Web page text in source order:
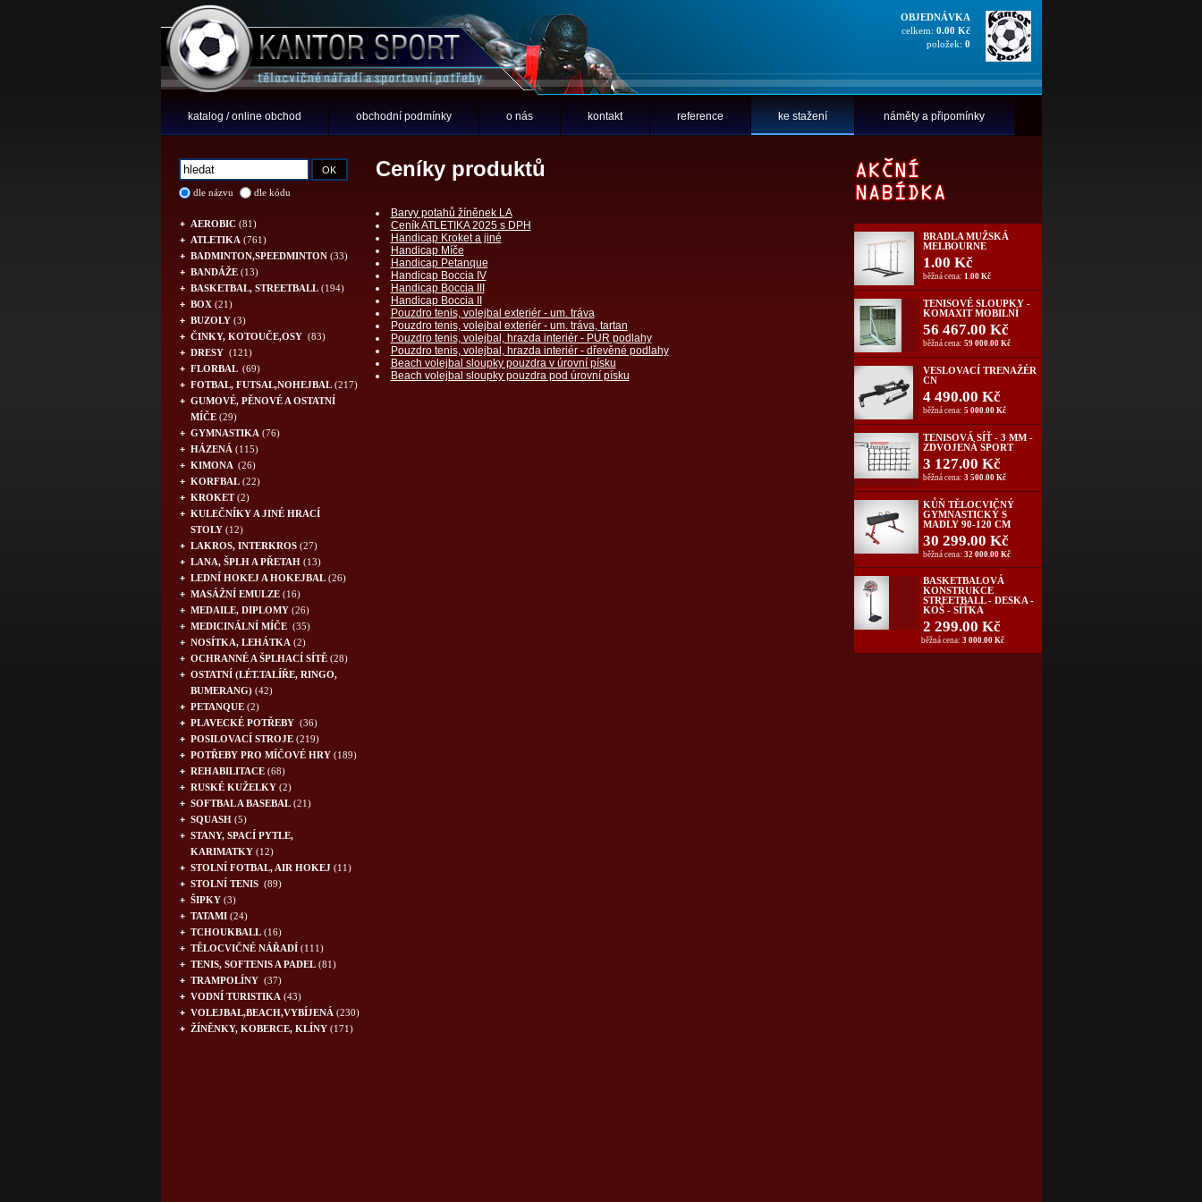
OBJEDNÁVKA
celkem: 0.00 Kč
položek: 0
katalog / online obchod obchodní podmínky o nás kontakt reference ke stažení náměty a připomínky
dle názvu dle kódu
AEROBIC (81)
ATLETIKA (761)
BADMINTON,SPEEDMINTON (33)
BANDÁŽE (13)
BASKETBAL, STREETBALL (194)
BOX (21)
BUZOLY (3)
ČINKY, KOTOUČE,OSY (83)
DRESY (121)
FLORBAL (69)
FOTBAL, FUTSAL,NOHEJBAL (217)
GUMOVÉ, PĚNOVÉ A OSTATNÍ
MÍČE (29)
GYMNASTIKA (76)
HÁZENÁ (115)
KIMONA (26)
KORFBAL (22)
KROKET(2)
KULEČNÍKY A JINÉ HRACÍ
STOLY (12)
LAKROS, INTERKROS (27)
LANA, ŠPLH A PŘETAH (13)
LEDNÍ HOKEJ A HOKEJBAL (26)
MASÁŽNÍ EMULZE (16)
MEDAILE, DIPLOMY (26)
MEDICINÁLNÍ MÍČE (35)
NOSÍTKA, LEHÁTKA (2)
OCHRANNÉ A ŠPLHACÍ SÍTĚ (28)
OSTATNÍ (LÉT.TALÍŘE, RINGO,
BUMERANG) (42)
PETANQUE (2)
PLAVECKÉ POTŘEBY (36)
POSILOVACÍ STROJE (219)
POTŘEBY PRO MÍČOVÉ HRY (189)
REHABILITACE (68)
RUSKÉ KUŽELKY (2)
SOFTBAL A BASEBAL (21)
SQUASH (5)
STANY, SPACÍ PYTLE,
KARIMATKY (12)
STOLNÍ FOTBAL, AIR HOKEJ (11)
STOLNÍ TENIS (89)
ŠIPKY (3)
TATAMI (24)
TCHOUKBALL (16)
TĚLOCVIČNÉ NÁŘADÍ (111)
TENIS, SOFTENIS A PADEL (81)
TRAMPOLÍNY (37)
VODNÍ TURISTIKA (43)
VOLEJBAL,BEACH,VYBÍJENÁ (230)
ŽÍNĚNKY, KOBERCE, KLÍNY (171)
Ceníky produktů
Barvy potahů žíněnek LA
Ceník ATLETIKA 2025 s DPH
Handicap Kroket a jiné
Handicap Míče
Handicap Petanque
Handicap Boccia IV
Handicap Boccia III
Handicap Boccia II
Pouzdro tenis, volejbal exteriér - um. tráva
Pouzdro tenis, volejbal exteriér - um. tráva, tartan
Pouzdro tenis, volejbal, hrazda interiér - PUR podlahy
Pouzdro tenis, volejbal, hrazda interiér - dřevěné podlahy
Beach volejbal sloupky pouzdra v úrovní písku
Beach volejbal sloupky pouzdra pod úrovní písku
BRADLA MUŽSKÁ
MELBOURNE
1.00 Kč
běžná cena: 1.00 Kč
TENISOVÉ SLOUPKY -
KOMAXIT MOBILNÍ
56 467.00 Kč
běžná cena: 59 000.00 Kč
VESLOVACÍ TRENAŽÉR
CN
4 490.00 Kč
běžná cena: 5 000.00 Kč
TENISOVÁ SÍŤ - 3 MM -
ZDVOJENÁ SPORT
3 127.00 Kč
běžná cena: 3 500.00 Kč
KŮŇ TĚLOCVIČNÝ
GYMNASTICKÝ S
MADLY 90-120 CM
30 299.00 Kč
běžná cena: 32 000.00 Kč
BASKETBALOVÁ
KONSTRUKCE
STREETBALL - DESKA -
KOŠ - SÍŤKA
2 299.00 Kč
běžná cena: 3 000.00 Kč